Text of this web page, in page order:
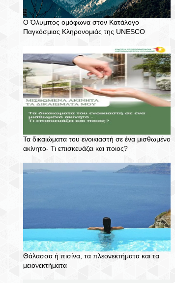
Ο Όλυμπος ομόφωνα στον Κατάλογο
Παγκόσμιας Κληρονομιάς της UNESCO
Τα δικαιώματα του ενοικιαστή σε ένα μισθωμένο
ακίνητο- Τι επισκευάζει και ποιος?
Θάλασσα ή πισίνα, τα πλεονεκτήματα και τα
μειονεκτήματα